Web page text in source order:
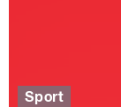
Sport